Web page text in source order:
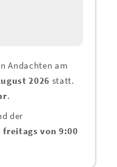
Andachten am
2026 statt.
.
der
freitags von 9:00